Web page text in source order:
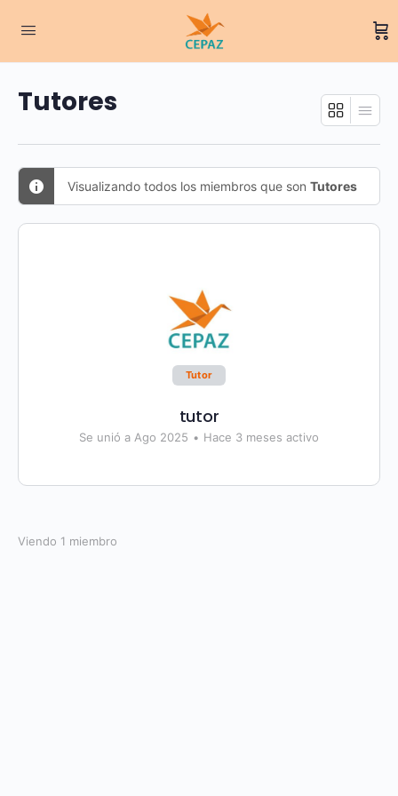
Tutores
Visualizando todos los miembros que son Tutores
Tutor
tutor
Se unió a Ago 2025 • Hace 3 meses activo
Viendo 1 miembro